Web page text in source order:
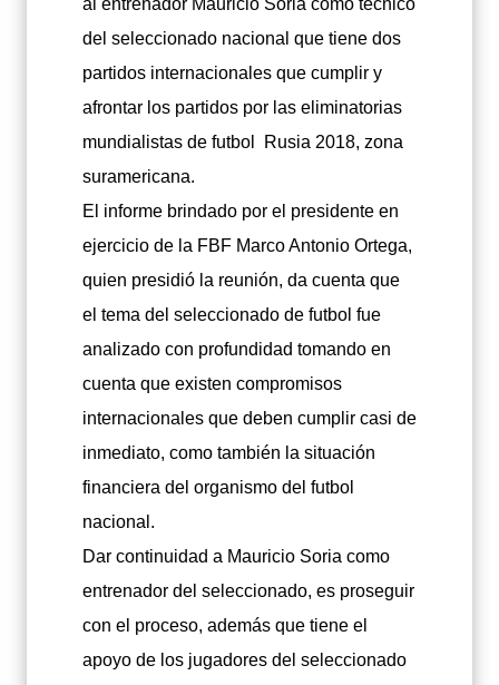
al entrenador Mauricio Soria como técnico
del seleccionado nacional que tiene dos
partidos internacionales que cumplir y
afrontar los partidos por las eliminatorias
mundialistas de futbol Rusia 2018, zona
suramericana.
El informe brindado por el presidente en
ejercicio de la FBF Marco Antonio Ortega,
quien presidió la reunión, da cuenta que
el tema del seleccionado de futbol fue
analizado con profundidad tomando en
cuenta que existen compromisos
internacionales que deben cumplir casi de
inmediato, como también la situación
financiera del organismo del futbol
nacional.
Dar continuidad a Mauricio Soria como
entrenador del seleccionado, es proseguir
con el proceso, además que tiene el
apoyo de los jugadores del seleccionado